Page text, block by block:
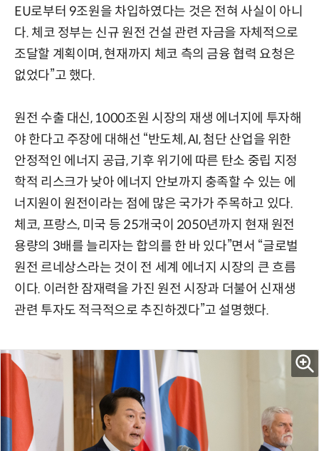
EU로부터 9조원을 차입하였다는 것은 전혀 사실이 아니
다. 체코 정부는 신규 원전 건설 관련 자금을 자체적으로
조달할 계획이며, 현재까지 체코 측의 금융 협력 요청은
없었다”고 했다.
원전 수출 대신, 1000조원 시장의 재생 에너지에 투자해
야 한다고 주장에 대해선 “반도체, AI, 첨단 산업을 위한
안정적인 에너지 공급, 기후 위기에 따른 탄소 중립 지정
학적 리스크가 낮아 에너지 안보까지 충족할 수 있는 에
너지원이 원전이라는 점에 많은 국가가 주목하고 있다.
체코, 프랑스, 미국 등 25개국이 2050년까지 현재 원전
용량의 3배를 늘리자는 합의를 한 바 있다”면서 “글로벌
원전 르네상스라는 것이 전 세계 에너지 시장의 큰 흐름
이다. 이러한 잠재력을 가진 원전 시장과 더불어 신재생
관련 투자도 적극적으로 추진하겠다”고 설명했다.